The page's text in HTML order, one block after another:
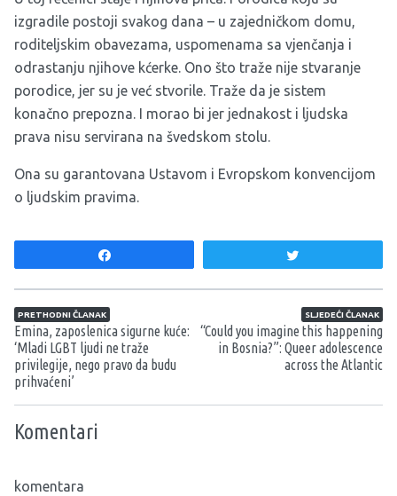
izgradile postoji svakog dana – u zajedničkom domu,
roditeljskim obavezama, uspomenama sa vjenčanja i
odrastanju njihove kćerke. Ono što traže nije stvaranje
porodice, jer su je već stvorile. Traže da je sistem
konačno prepozna. I morao bi jer jednakost i ljudska
prava nisu servirana na švedskom stolu.
Ona su garantovana Ustavom i Evropskom konvencijom
o ljudskim pravima.
Navigacija članaka
PRETHODNI ČLANAK
Emina, zaposlenica sigurne kuće:
‘Mladi LGBT ljudi ne traže
privilegije, nego pravo da budu
prihvaćeni’
SLJEDEĆI ČLANAK
“Could you imagine this happening
in Bosnia?”: Queer adolescence
across the Atlantic
Komentari
komentara